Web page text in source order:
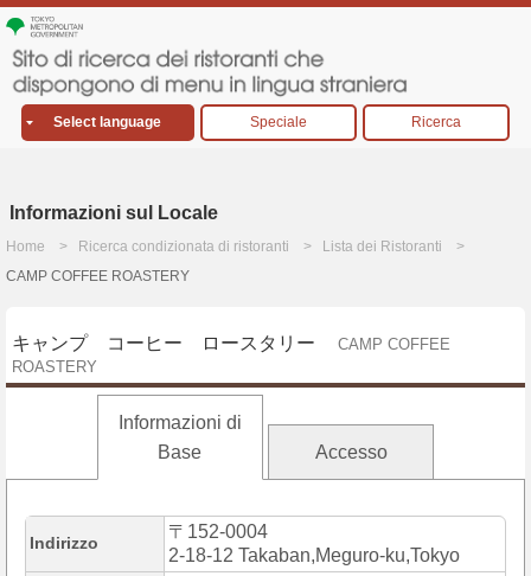
Select language Speciale Ricerca
Informazioni sul Locale
Home Ricerca condizionata di ristoranti
Lista dei Ristoranti
CAMP COFFEE ROASTERY
キャンプ コーヒー ロースタリー
CAMP COFFEE
ROASTERY
Informazioni di
Base
Accesso
Indirizzo
〒152-0004
2-18-12 Takaban,Meguro-ku,Tokyo